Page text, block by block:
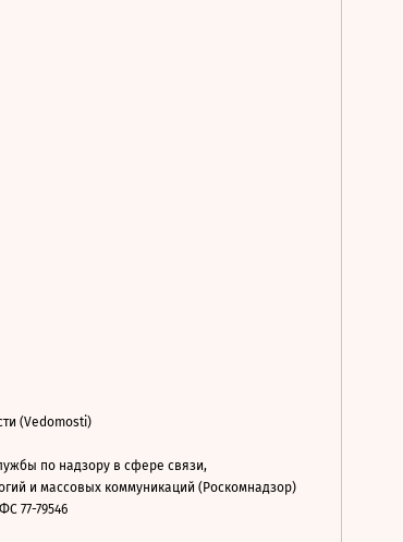
(Vedomosti)
по надзору в сфере связи,
и массовых коммуникаций (Роскомнадзор)
77-79546